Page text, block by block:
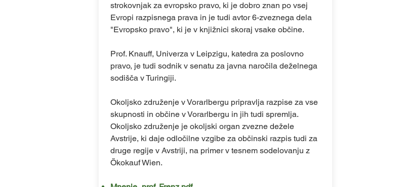
strokovnjak za evropsko pravo, ki je dobro znan po vsej
Evropi razpisnega prava in je tudi avtor 6-zveznega dela
"Evropsko pravo", ki je v knjižnici skoraj vsake občine.
Prof. Knauff, Univerza v Leipzigu, katedra za poslovno
pravo, je tudi sodnik v senatu za javna naročila deželnega
sodišča v Turingiji.
Okoljsko združenje v Vorarlbergu pripravlja razpise za vse
skupnosti in občine v Vorarlbergu in jih tudi spremlja.
Okoljsko združenje je okoljski organ zvezne dežele
Avstrije, ki daje odločilne vzgibe za občinski razpis tudi za
druge regije v Avstriji, na primer v tesnem sodelovanju z
Ökokauf Wien.